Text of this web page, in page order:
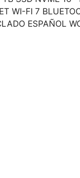
WI-FI 7
ESPAÑOL